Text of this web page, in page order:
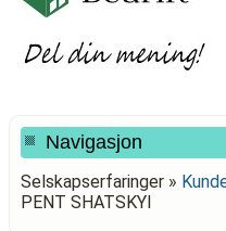
Navigasjon
Selskapserfaringer »
PENT SHATSKYI